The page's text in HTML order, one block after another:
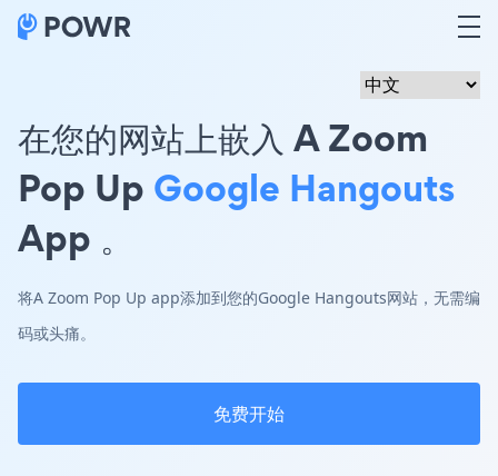
在您的网站上嵌入 A Zoom
Pop Up Google Hangouts
App 。
将A Zoom Pop Up app添加到您的Google Hangouts网站，无需编
码或头痛。
免费开始